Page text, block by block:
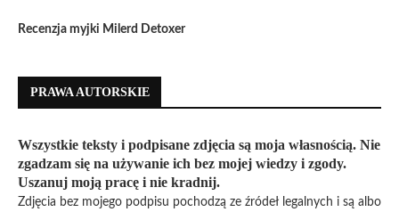
Recenzja myjki Milerd Detoxer
PRAWA AUTORSKIE
Wszystkie teksty i podpisane zdjęcia są moja własnością. Nie
zgadzam się na używanie ich bez mojej wiedzy i zgody.
Uszanuj moją pracę i nie kradnij.
Zdjęcia bez mojego podpisu pochodzą ze źródeł legalnych i są albo